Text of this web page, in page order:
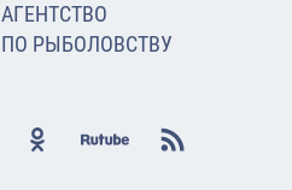
АГЕНТСТВО
ПО РЫБОЛОВСТВУ